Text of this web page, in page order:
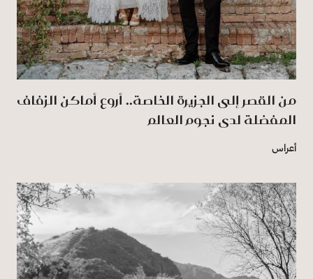
من القصر إلى الجزيرة الخاصة.. أروع أماكن الزفاف
المفضلة لدى نجوم العالم
أعراس